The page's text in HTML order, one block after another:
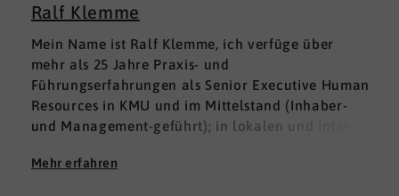
Ralf Klemme
Mein Name ist Ralf Klemme, ich verfüge über
mehr als 25 Jahre Praxis- und
Führungserfahrungen als Senior Executive Human
Resources in KMU und im Mittelstand (Inhaber-
und Management-geführt); in lokalen und inter­
Erfahrungen fußen auf der Grundlage einer
Mehr erfahren